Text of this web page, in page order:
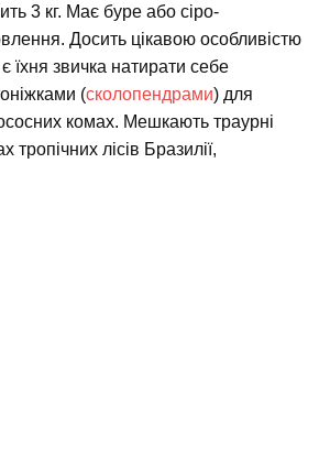
3 кг. Має буре або сіро-
Досить цікавою особливістю
їхня звичка натирати себе
(сколопендрами) для
комах. Мешкають траурні
тропічних лісів Бразилії,